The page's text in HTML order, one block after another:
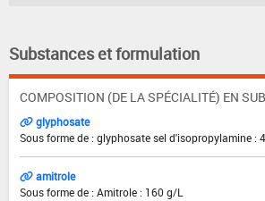
Substances et formulation
COMPOSITION (DE LA SPÉCIALITÉ) EN
glyphosate
Sous forme de : glyphosate sel d'isopropylamine :
amitrole
Sous forme de : Amitrole : 160 g/L